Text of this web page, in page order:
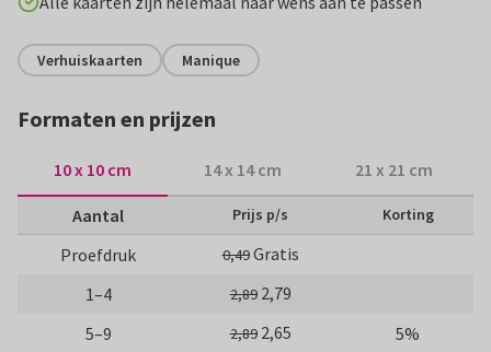
Verhuiskaarten Manique
Formaten en prijzen
10 x 10 cm 14 x 14 cm 21 x 21 cm
Aantal Prijs p/s Korting
Proefdruk 0,49Gratis
1–4
2,89 2,79
5–9
2,89 2,65
5%